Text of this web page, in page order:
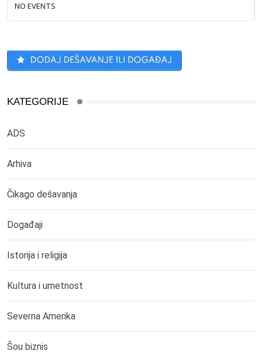
NO EVENTS
KATEGORIJE
ADS
Arhiva
Čikago dešavanja
Događaji
Istorija i religija
Kultura i umetnost
Severna Amerika
Šou biznis